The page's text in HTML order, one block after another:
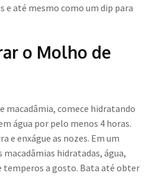
e até mesmo como um dip para
o Molho de
macadâmia, comece hidratando
água por pelo menos 4 horas.
e enxágue as nozes. Em um
hidratadas, água,
temperos a gosto. Bata até obter